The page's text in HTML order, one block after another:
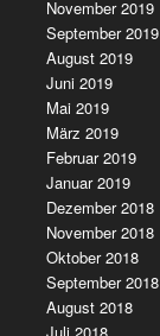
November 2019
September 2019
August 2019
Juni 2019
Mai 2019
März 2019
Februar 2019
Januar 2019
Dezember 2018
November 2018
Oktober 2018
September 2018
August 2018